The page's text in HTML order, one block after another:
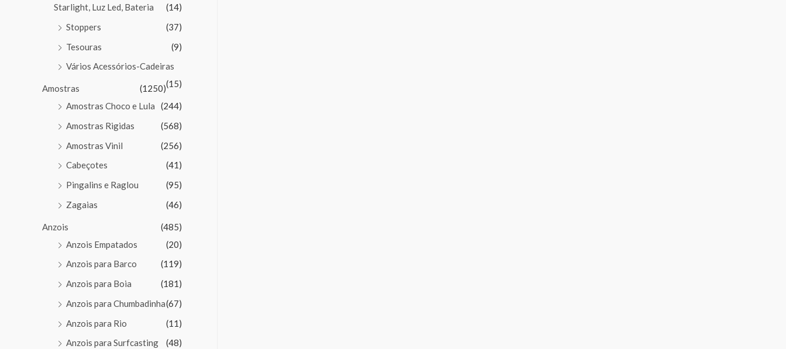
Starlight, Luz Led, Bateria
(14)
Stoppers
(37)
Tesouras
(9)
Vários Acessórios-Cadeiras
(15)
Amostras
(1250)
Amostras Choco e Lula
(244)
Amostras Rigidas
(568)
Amostras Vinil
(256)
Cabeçotes
(41)
Pingalins e Raglou
(95)
Zagaias
(46)
Anzois
(485)
Anzois Empatados
(20)
Anzois para Barco
(119)
Anzois para Boia
(181)
Anzois para Chumbadinha(67)
Anzois para Rio
(11)
Anzois para Surfcasting
(48)